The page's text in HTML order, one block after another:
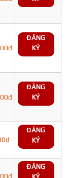
ĐĂNG
KÝ
ĐĂNG
KÝ
ĐĂNG
KÝ
ĐĂNG